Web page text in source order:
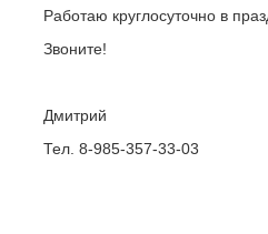
Работаю круглосуточно в
Звоните!
Дмитрий
Тел. 8-985-357-33-03